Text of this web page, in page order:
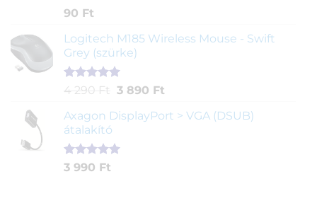
Értékelés
5-ből,
2
értékelés
alapján
90 Ft
Logitech M185 Wireless Mouse - Swift
Grey (szürke)
Értékelés
ből,
1
értékelés
alapján
4 290 Ft Original
was:
290 Ft.
3 890 FtCurrent
is:
Axagon DisplayPort > VGA (DSUB)
átalakító
Értékelés
1
3 990 Ft